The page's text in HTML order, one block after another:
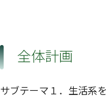
全体計画
サブテーマ１．生活系